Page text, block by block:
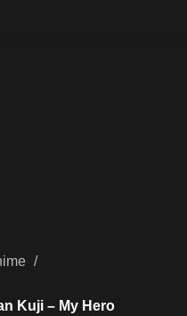
Kuji – My Hero